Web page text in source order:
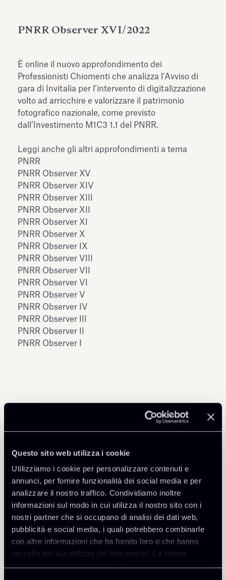
Questo sito web utilizza i cookie
Utilizziamo i cookie per personalizzare contenuti e
annunci, per fornire funzionalità dei social media e per
analizzare il nostro traffico. Condividiamo inoltre
informazioni sul modo in cui utilizza il nostro sito con i
nostri partner che si occupano di analisi dei dati web,
pubblicità e social media, i quali potrebbero combinarle
con altre informazioni che ha fornito loro o che hanno
raccolto dal suo utilizzo dei loro servizi. La nostra
informativa privacy è disponibilequi.
Approfondisci
Debt Finance
Scarica Allegati
PNRR Observer XVI/2022
È online il nuovo approfondimento dei
Professionisti Chiomenti che analizza l’Avviso di
gara di Invitalia per l’intervento di digitalizzazione
volto ad arricchire e valorizzare il patrimonio
fotografico nazionale, come previsto
dall’Investimento M1C3 1.1 del PNRR.
Leggi anche gli altri approfondimenti a tema
PNRR
PNRR Observer XV
PNRR Observer XIV
PNRR Observer XIII
PNRR Observer XII
PNRR Observer XI
PNRR Observer X
PNRR Observer IX
PNRR Observer VIII
PNRR Observer VII
PNRR Observer VI
PNRR Observer V
PNRR Observer IV
PNRR Observer III
PNRR Observer II
PNRR Observer I
Condividi